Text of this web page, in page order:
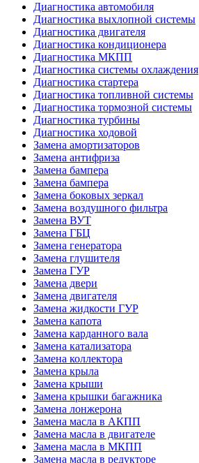
Диагностика автомобиля
Диагностика выхлопной системы
Диагностика двигателя
Диагностика кондиционера
Диагностика МКПП
Диагностика системы охлаждения
Диагностика стартера
Диагностика топливной системы
Диагностика тормозной системы
Диагностика турбины
Диагностика ходовой
Замена амортизаторов
Замена антифриза
Замена бампера
Замена бампера
Замена боковых зеркал
Замена воздушного фильтра
Замена ВУТ
Замена ГБЦ
Замена генератора
Замена глушителя
Замена ГУР
Замена двери
Замена двигателя
Замена жидкости ГУР
Замена капота
Замена карданного вала
Замена катализатора
Замена коллектора
Замена крыла
Замена крыши
Замена крышки багажника
Замена лонжерона
Замена масла в АКПП
Замена масла в двигателе
Замена масла в МКПП
Замена масла в редукторе